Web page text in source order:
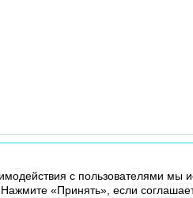
“Текарт”.
с пользователями
«Принять», если